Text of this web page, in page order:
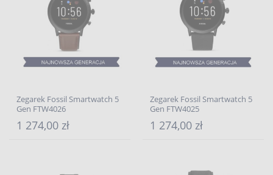
Zegarek Fossil Smartwatch 5
Gen FTW4026
1 274,00 zł
Zegarek Fossil Smartwatch 5
Gen FTW4025
1 274,00 zł